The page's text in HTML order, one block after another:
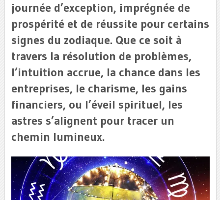
journée d’exception, imprégnée de
prospérité et de réussite pour certains
signes du zodiaque. Que ce soit à
travers la résolution de problèmes,
l’intuition accrue, la chance dans les
entreprises, le charisme, les gains
financiers, ou l’éveil spirituel, les
astres s’alignent pour tracer un
chemin lumineux.